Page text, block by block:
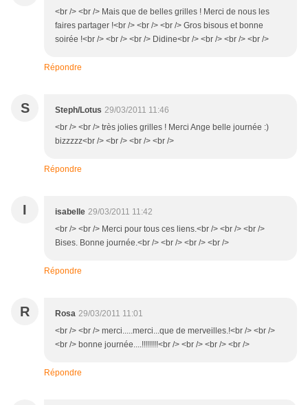
<br /> <br /> Mais que de belles grilles ! Merci de nous les
faires partager !<br /> <br /> <br /> Gros bisous et bonne
soirée !<br /> <br /> <br /> Didine<br /> <br /> <br /> <br />
Répondre
S Steph/Lotus 29/03/2011 11:46
<br /> <br /> très jolies grilles ! Merci Ange belle journée :)
bizzzzz<br /> <br /> <br /> <br />
Répondre
I isabelle 29/03/2011 11:42
<br /> <br /> Merci pour tous ces liens.<br /> <br /> <br />
Bises. Bonne journée.<br /> <br /> <br /> <br />
Répondre
R Rosa 29/03/2011 11:01
<br /> <br /> merci.....merci...que de merveilles.!<br /> <br />
<br /> bonne journée....!!!!!!!!<br /> <br /> <br /> <br />
Répondre